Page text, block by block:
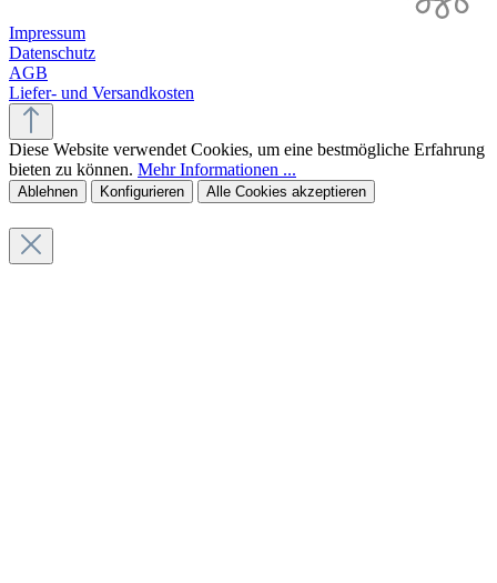
Impressum
Datenschutz
AGB
Liefer- und Versandkosten
Diese Website verwendet Cookies, um eine bestmögliche Erfahrung
bieten zu können. Mehr Informationen ...
Ablehnen Konfigurieren Alle Cookies akzeptieren